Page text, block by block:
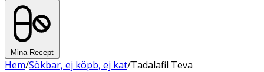
Mina Recept
Hem/Sökbar, ej köpb, ej kat/Tadalafil Teva